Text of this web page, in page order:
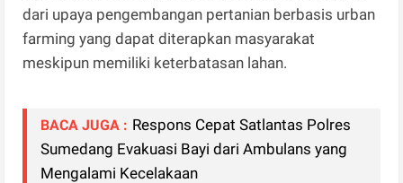
dari upaya pengembangan pertanian berbasis urban
farming yang dapat diterapkan masyarakat
meskipun memiliki keterbatasan lahan.
BACA JUGA : Respons Cepat Satlantas Polres
Sumedang Evakuasi Bayi dari Ambulans yang
Mengalami Kecelakaan